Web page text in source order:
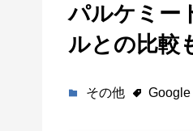
パルケミー
ルとの比較
その他 Google